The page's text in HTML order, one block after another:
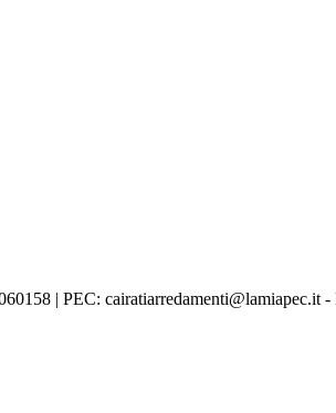
| PEC: cairatiarredamenti@lamiapec.it -